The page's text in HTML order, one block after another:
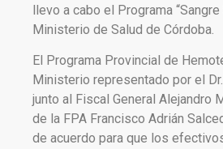
llevo a cabo el Programa “Sangre
Ministerio de Salud de Córdoba.
El Programa Provincial de
Ministerio representado por el
junto al Fiscal General Alejandro
de la FPA Francisco Adrián
de acuerdo para que los